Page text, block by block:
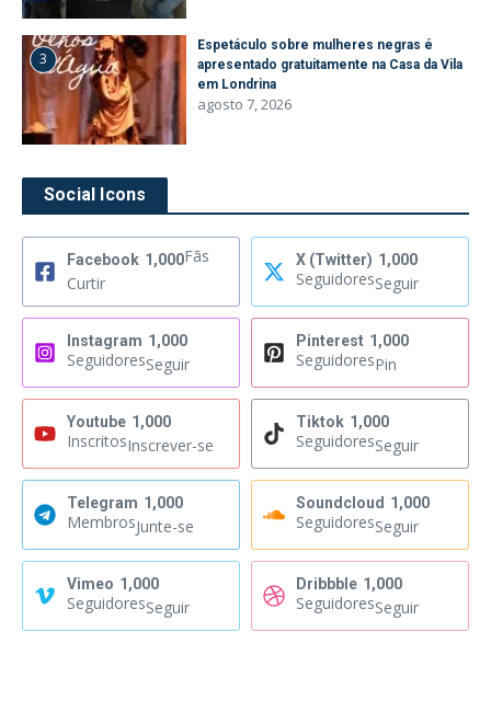
3
Espetáculo sobre mulheres negras é
apresentado gratuitamente na Casa da Vila
em Londrina
agosto 7, 2026
Social Icons
Facebook 1,000Fãs
Curtir
X (Twitter) 1,000
SeguidoresSeguir
Instagram 1,000
SeguidoresSeguir
Pinterest 1,000
SeguidoresPin
Youtube 1,000
InscritosInscrever-se
Tiktok 1,000
SeguidoresSeguir
Telegram 1,000
MembrosJunte-se
Soundcloud 1,000
SeguidoresSeguir
Vimeo 1,000
SeguidoresSeguir
Dribbble 1,000
SeguidoresSeguir